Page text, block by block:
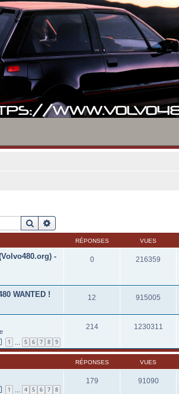
Rechercher
RÉPONSES VUES
-
0 216359
WANTED ! 12 915005
1 … 5 6 7 8 9
214 1230311
RÉPONSES VUES
1 4 5 6 7 8
179 91090